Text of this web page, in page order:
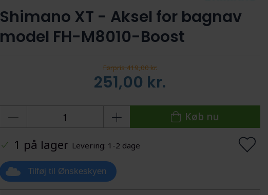
Shimano XT - Aksel for bagnav
model FH-M8010-Boost
Førpris 419,00 kr.
251,00 kr.
Køb nu
1 på lager Levering: 1-2 dage
Tilføj til Ønskeskyen